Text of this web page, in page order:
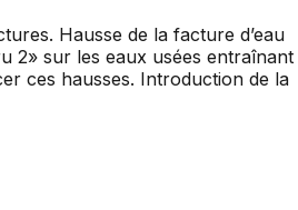
Hausse de la facture d’eau
2» sur les eaux usées entraînant
ces hausses. Introduction de la